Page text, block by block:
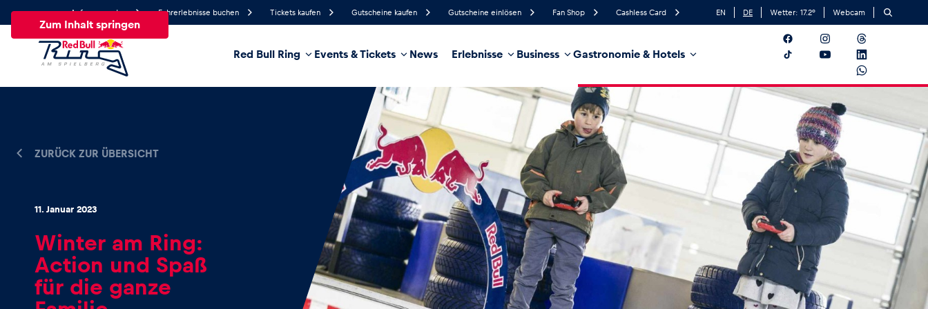
Zum Inhalt springen
Anfrage senden Fahrerlebnisse buchen Tickets kaufen Gutscheine kaufen Gutscheine einlösen Fan Shop Cashless Card EN DE Wetter: 17.2° Webcam
Red Bull Ring Events & Tickets News Erlebnisse Business Gastronomie & Hotels
Regenwahrscheinlichkeit
Südöst Windrichtung
Business Glossar
News
Alle anzeigen
ZURÜCK ZUR ÜBERSICHT
11. Januar 2023
Winter am Ring:
Action und Spaß
für die ganze